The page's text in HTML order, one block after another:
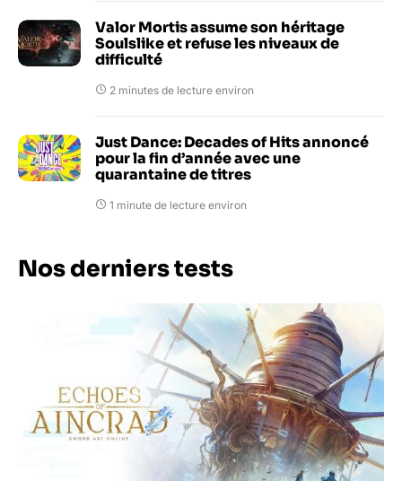
Valor Mortis assume son héritage
Soulslike et refuse les niveaux de
difficulté
2 minutes de lecture environ
Just Dance: Decades of Hits annoncé
pour la fin d’année avec une
quarantaine de titres
1 minute de lecture environ
Nos derniers tests